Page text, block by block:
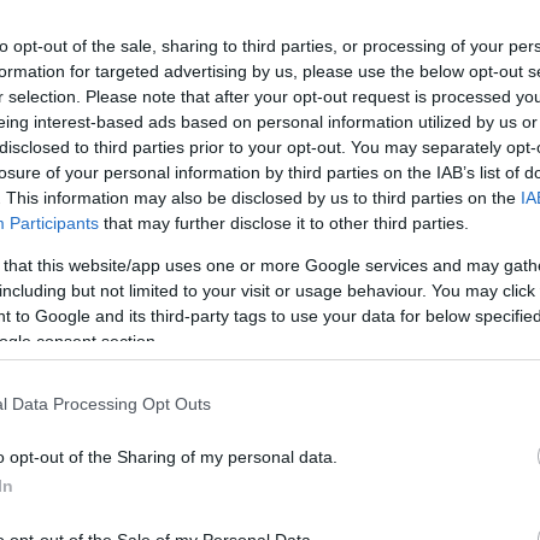
opt-out of the sale, sharing to third parties, or processing of your
for targeted advertising by us, please use the below opt-out
selection. Please note that after your opt-out request is processed
interest-based ads based on personal information utilized by us
to third parties prior to your opt-out. You may separately
of your personal information by third parties on the IAB’s list of
This information may also be disclosed by us to third parties on the
Participants that may further disclose it to other third parties.
that this website/app uses one or more Google services and may
but not limited to your visit or usage behaviour. You may
to Google and its third-party tags to use your data for below
consent section.
Data Processing Opt Outs
opt-out of the Sharing of my personal data.
az Ajka
az NB II-ben: Azt az
akit egy hónapja kirúgtak
Magyarországra, NB II-
korábbi gólkirály -
NB II
Az egyik
valaki az
munkájáról
KISVÁRDA
Élete
érhet a
NB II: